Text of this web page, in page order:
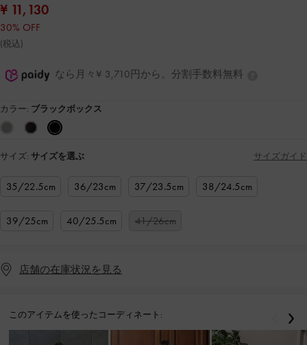
¥ 11,130
30% OFF
(税込)
なら月々¥ 3,710円から。分割手数料無料
カラー: ブラックボックス
サイズ: サイズを選ぶ サイズガイド
35/22.5cm 36/23cm 37/23.5cm 38/24.5cm
39/25cm 40/25.5cm 41/26cm
店舗の在庫状況を見る
このアイテムを使ったコーディネート: 戻る